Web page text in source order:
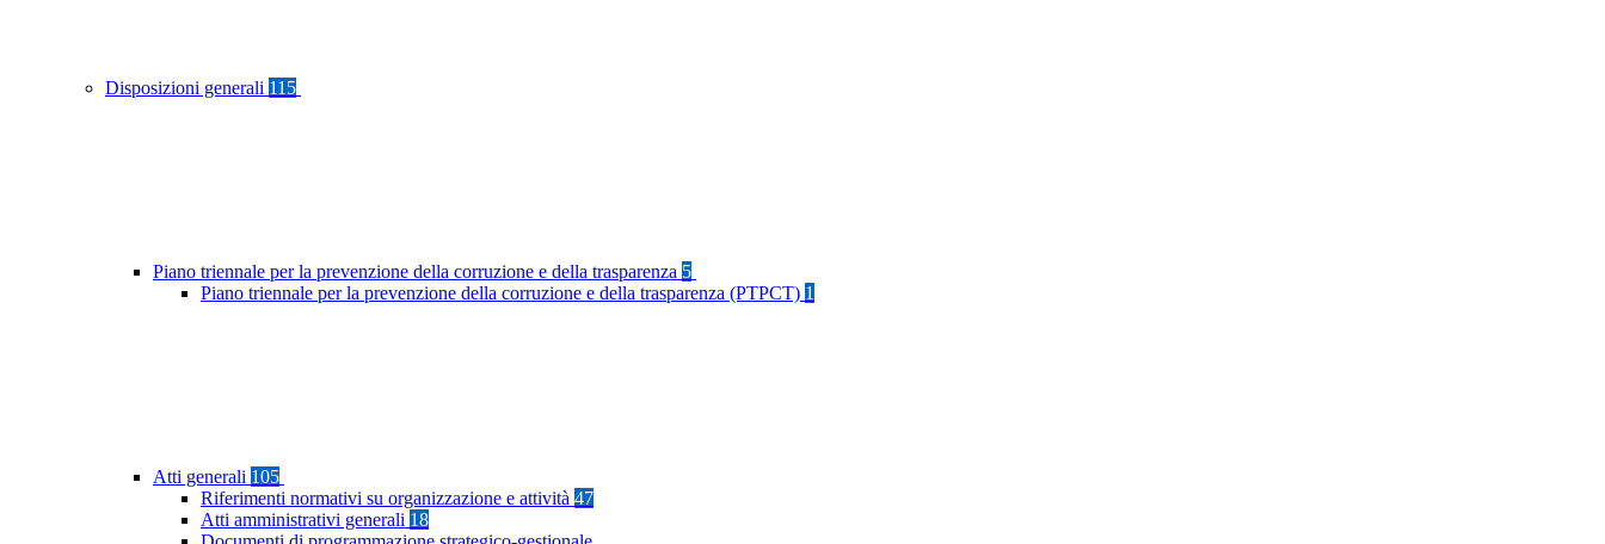
Disposizioni generali 115
Piano triennale per la prevenzione della corruzione e della trasparenza 5
Piano triennale per la prevenzione della corruzione e della trasparenza (PTPCT) 1
Atti generali 105
Riferimenti normativi su organizzazione e attività 47
Atti amministrativi generali 18